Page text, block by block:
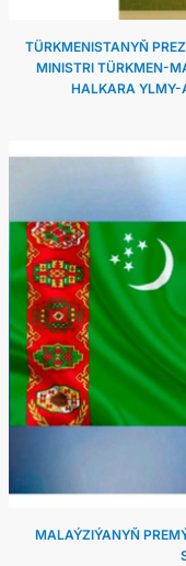
TÜRKMENISTANYŇ
MINISTRI TÜRKMEN-
HALKARA
MALAÝZIÝANYŇ